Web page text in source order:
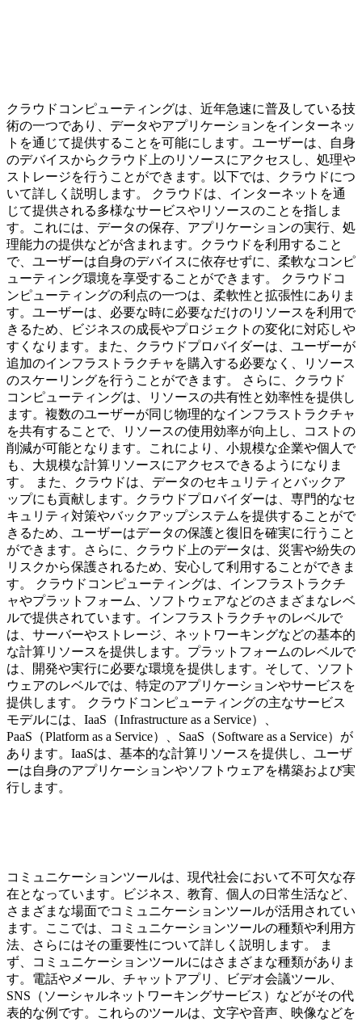
クラウドコンピューティングは、近年急速に普及している技
術の一つであり、データやアプリケーションをインターネッ
トを通じて提供することを可能にします。ユーザーは、自身
のデバイスからクラウド上のリソースにアクセスし、処理や
ストレージを行うことができます。以下では、クラウドにつ
いて詳しく説明します。 クラウドは、インターネットを通
じて提供される多様なサービスやリソースのことを指しま
す。これには、データの保存、アプリケーションの実行、処
理能力の提供などが含まれます。クラウドを利用すること
で、ユーザーは自身のデバイスに依存せずに、柔軟なコンピ
ューティング環境を享受することができます。 クラウドコ
ンピューティングの利点の一つは、柔軟性と拡張性にありま
す。ユーザーは、必要な時に必要なだけのリソースを利用で
きるため、ビジネスの成長やプロジェクトの変化に対応しや
すくなります。また、クラウドプロバイダーは、ユーザーが
追加のインフラストラクチャを購入する必要なく、リソース
のスケーリングを行うことができます。 さらに、クラウド
コンピューティングは、リソースの共有性と効率性を提供し
ます。複数のユーザーが同じ物理的なインフラストラクチャ
を共有することで、リソースの使用効率が向上し、コストの
削減が可能となります。これにより、小規模な企業や個人で
も、大規模な計算リソースにアクセスできるようになりま
す。 また、クラウドは、データのセキュリティとバックア
ップにも貢献します。クラウドプロバイダーは、専門的なセ
キュリティ対策やバックアップシステムを提供することがで
きるため、ユーザーはデータの保護と復旧を確実に行うこと
ができます。さらに、クラウド上のデータは、災害や紛失の
リスクから保護されるため、安心して利用することができま
す。 クラウドコンピューティングは、インフラストラクチ
ャやプラットフォーム、ソフトウェアなどのさまざまなレベ
ルで提供されています。インフラストラクチャのレベルで
は、サーバーやストレージ、ネットワーキングなどの基本的
な計算リソースを提供します。プラットフォームのレベルで
は、開発や実行に必要な環境を提供します。そして、ソフト
ウェアのレベルでは、特定のアプリケーションやサービスを
提供します。 クラウドコンピューティングの主なサービス
モデルには、IaaS（Infrastructure as a Service）、
PaaS（Platform as a Service）、SaaS（Software as a Service）が
あります。IaaSは、基本的な計算リソースを提供し、ユーザ
ーは自身のアプリケーションやソフトウェアを構築および実
行します。
コミュニケーションツールは、現代社会において不可欠な存
在となっています。ビジネス、教育、個人の日常生活など、
さまざまな場面でコミュニケーションツールが活用されてい
ます。ここでは、コミュニケーションツールの種類や利用方
法、さらにはその重要性について詳しく説明します。 ま
ず、コミュニケーションツールにはさまざまな種類がありま
す。電話やメール、チャットアプリ、ビデオ会議ツール、
SNS（ソーシャルネットワーキングサービス）などがその代
表的な例です。これらのツールは、文字や音声、映像などを